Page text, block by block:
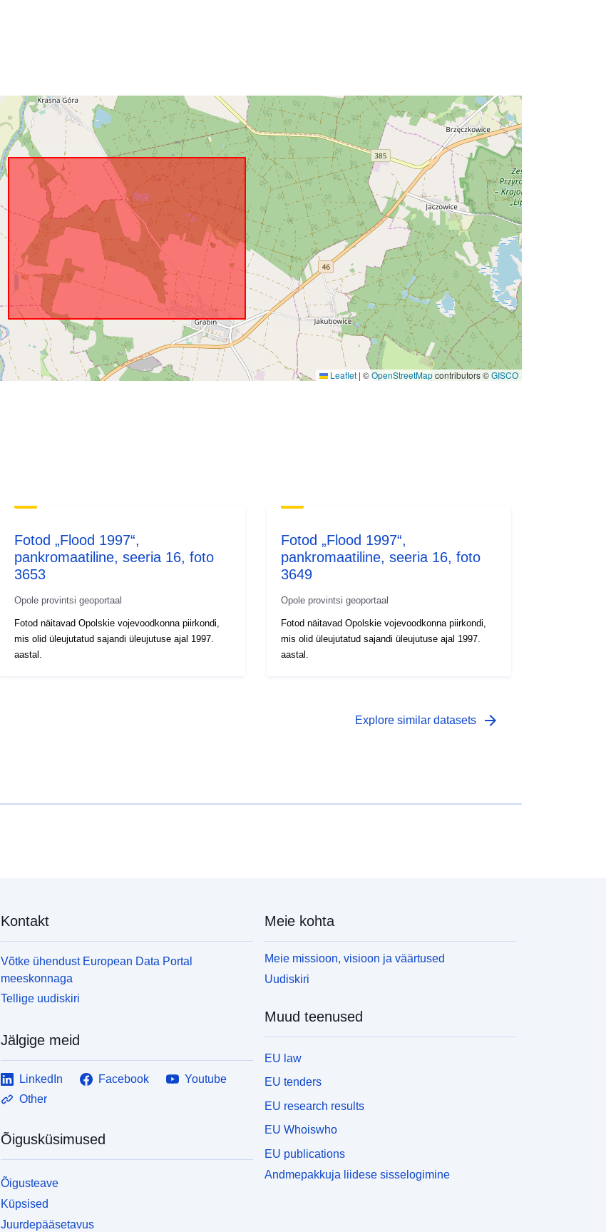
Leaflet | ©OpenStreetMapcontributors ©GISCO
uriRef:
http://data.europa.eu/88u/dataset/9b
7b1fd6-8f8e-4abf-a966-
9f8a517041f2
Tüüp:
Ressurss:
http://inspire.ec.europa.eu/metadata-
codelist/ResourceType/dataset
Fotod „Flood 1997“,
pankromaatiline, seeria 16, foto
3653
Opole provintsi geoportaal
Fotod näitavad Opolskie vojevoodkonna piirkondi,
mis olid üleujutatud sajandi üleujutuse ajal 1997.
aastal.
Fotod „Flood 1997“,
pankromaatiline, seeria 16, foto
3649
Opole provintsi geoportaal
Fotod näitavad Opolskie vojevoodkonna piirkondi,
mis olid üleujutatud sajandi üleujutuse ajal 1997.
aastal.
Explore similar datasets arrow_forward
Kontakt
Võtke ühendust European Data Portal
meeskonnaga
Tellige uudiskiri
Jälgige meid
LinkedIn Facebook
Youtube
Other
Õigusküsimused
Õigusteave
Küpsised
Juurdepääsetavus
Meie kohta
Meie missioon, visioon ja väärtused
Uudiskiri
Muud teenused
EU law
EU tenders
EU research results
EU Whoiswho
EU publications
Andmepakkuja liidese sisselogimine